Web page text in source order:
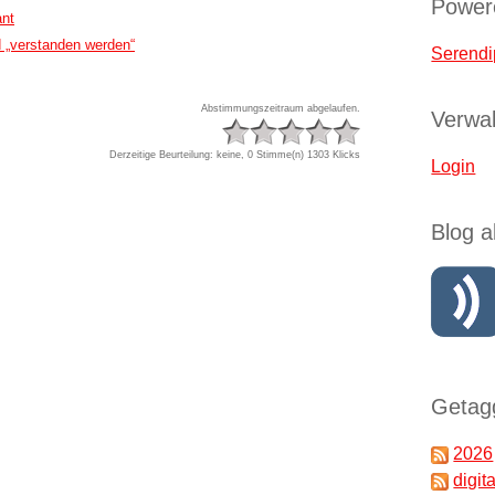
werden“
Abstimmungszeitraum abgelaufen.
Derzeitige Beurteilung: keine, 0 Stimme(n) 1303 Klicks
Login
Blog
2026